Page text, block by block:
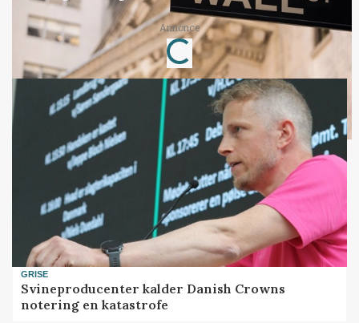
Annonce
Loading...
GRISE
Svineproducenter kalder Danish Crowns
notering en katastrofe